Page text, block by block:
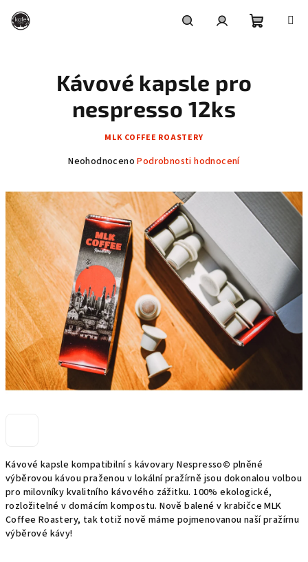
obsah
Kávové kapsle kompatibilní s kávovary Nespresso© plněné
výběrovou kávou praženou v lokální pražírně jsou dokonalou volbou
pro milovníky kvalitního kávového zážitku. 100% ekologické,
rozložitelné v domácím kompostu. Nově balené v krabičce MLK
Coffee Roastery, tak totiž nově máme pojmenovanou naší pražírnu
výběrové kávy!
Kávové kapsle pro
nespresso 12ks
MLK COFFEE ROASTERY
Průměrné
produktu
je
0,0
hvězdiček.
Neohodnoceno Podrobnosti hodnocení